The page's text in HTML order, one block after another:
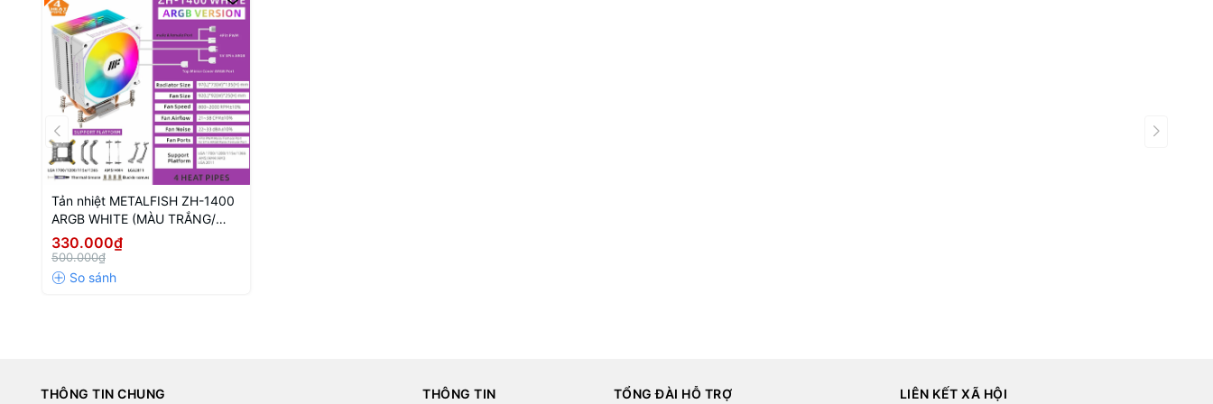
Tản nhiệt METALFISH ZH-1400
ARGB WHITE (MÀU TRẮNG/
LED VÔ CỰC/ 4 ỐNG ĐỒNG)
330.000₫
500.000₫
THÔNG TIN CHUNG THÔNG TIN TỔNG ĐÀI HỖ TRỢ LIÊN KẾT XÃ HỘI